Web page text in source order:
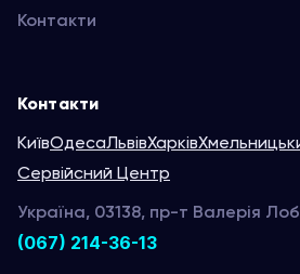
Контакти
Контакти
КиївОдесаЛьвівХарків
Сервійсний Центр
Україна, 03138, пр-т Валерія
(067) 214-36-13